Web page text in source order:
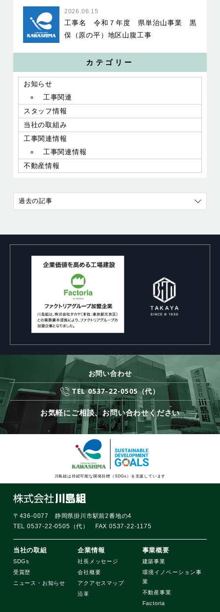
2026.06.15
工事名 令和７年度 県単治山事業 黒
俣（原の平）地区山腹工事
カテゴリー
お知らせ
工事関連
スタッフ情報
当社の取組み
工事関連情報
工事関連情報
不動産情報
過去の記事
お問い合わせ
TEL 0537-22-0505（代）
お気軽にご相談、お問い合わせください
川島組は持続可能な開発目標（SDGs）を支援しています
〒436-0077 静岡県掛川市駅前2番地の4
TEL 0537-22-0505（代） FAX 0537-22-1175
当社の取組
SDGs
受賞歴
ニュース・お知らせ
企業情報
社長メッセージ
会社概要
アクアセスマップ
沿革
事業概要
建築事業
環境イノベーション事
業
不動産事業
Factoria